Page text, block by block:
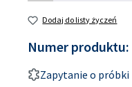
Dodaj do listy życzeń
Numer produktu:
Zapytanie o próbki